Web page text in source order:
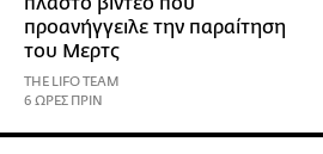
προανήγγειλε την παραίτηση
του Μερτς
THE LIFO TEAM
6 ΩΡΕΣ ΠΡΙΝ